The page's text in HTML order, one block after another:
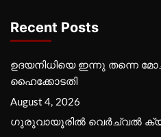
Recent Posts
ഉദയനിധിയെ ഇന്നു തന്നെ
ഹൈക്കോടതി
August 4, 2026
ഗുരുവായൂരില്‍ വെര്‍ച്വല്‍